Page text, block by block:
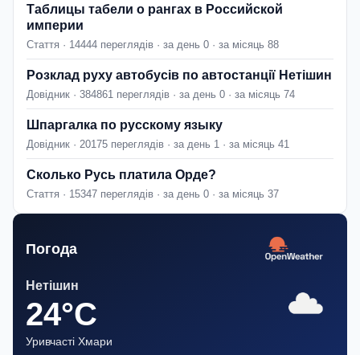
Таблицы табели о рангах в Российской
империи
Стаття · 14444 переглядів · за день 0 · за місяць 88
Розклад руху автобусів по автостанції Нетішин
Довідник · 384861 переглядів · за день 0 · за місяць 74
Шпаргалка по русскому языку
Довідник · 20175 переглядів · за день 1 · за місяць 41
Сколько Русь платила Орде?
Стаття · 15347 переглядів · за день 0 · за місяць 37
Погода
Нетішин
24°C
Уривчасті Хмари